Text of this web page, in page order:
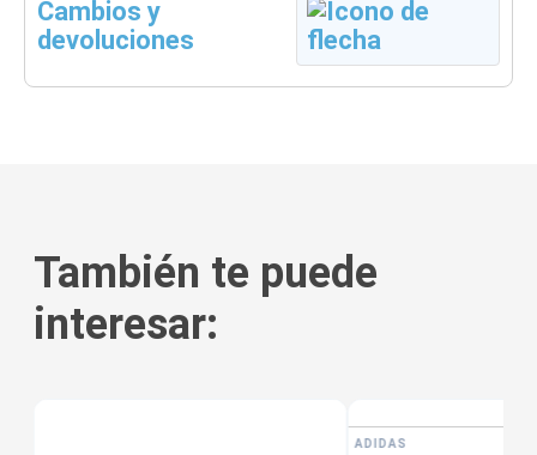
Cambios y
devoluciones
También te puede
interesar:
ADIDAS